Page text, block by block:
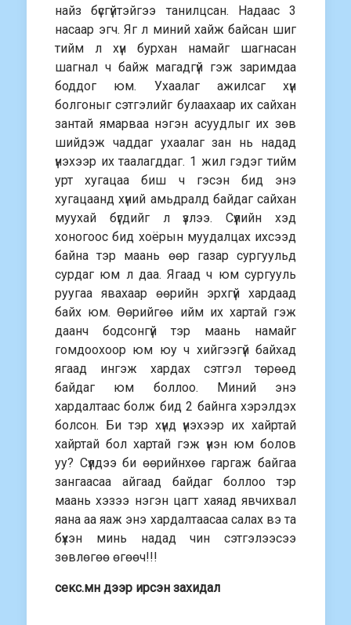
найз бүсгүйтэйгээ танилцсан. Надаас 3
насаар эгч. Яг л миний хайж байсан шиг
тийм л хүн бурхан намайг шагнасан
шагнал ч байж магадгүй гэж заримдаа
боддог юм. Ухаалаг ажилсаг хүн
болгоныг сэтгэлийг булаахаар их сайхан
зантай ямарваа нэгэн асуудлыг их зөв
шийдэж чаддаг ухаалаг зан нь надад
үнэхээр их таалагддаг. 1 жил гэдэг тийм
урт хугацаа биш ч гэсэн бид энэ
хугацаанд хүний амьдралд байдаг сайхан
муухай бүгдийг л үзлээ. Сүүлийн хэд
хоногоос бид хоёрын муудалцах ихсээд
байна тэр маань өөр газар сургуульд
сурдаг юм л даа. Ягаад ч юм сургууль
руугаа явахаар өөрийн эрхгүй хардаад
байх юм. Өөрийгөө ийм их хартай гэж
даанч бодсонгүй тэр маань намайг
гомдоохоор юм юу ч хийгээгүй байхад
ягаад ингэж хардах сэтгэл төрөөд
байдаг юм боллоо. Миний энэ
хардалтаас болж бид 2 байнга хэрэлдэх
болсон. Би тэр хүнд үнэхээр их хайртай
хайртай бол хартай гэж үнэн юм болов
уу? Сүүлдээ би өөрийнхөө гаргаж байгаа
зангаасаа айгаад байдаг боллоо тэр
маань хэзээ нэгэн цагт хаяад явчихвал
яана аа яаж энэ хардалтаасаа салах вэ та
бүхэн минь надад чин сэтгэлээсээ
зөвлөгөө өгөөч!!!
секс.мн дээр ирсэн захидал